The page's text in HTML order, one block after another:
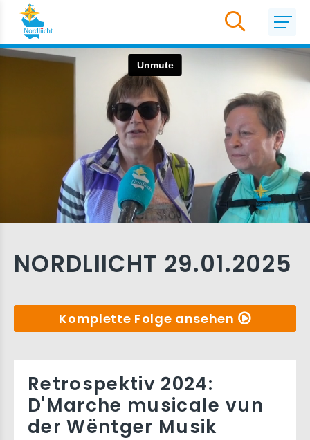
NORDLIICHT 29.01.2025
Komplette Folge ansehen
Retrospektiv 2024:
D'Marche musicale vun
der Wëntger Musik